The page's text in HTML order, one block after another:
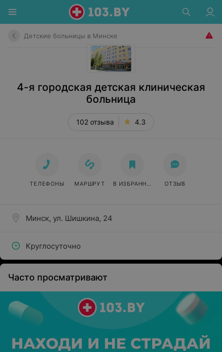
Детские больницы в Минске
4-я городская детская клиническая
больница
102 отзыва 4.3
Минск, ул. Шишкина, 24
Круглосуточно
ТЕЛЕФОНЫ МАРШРУТ В ИЗБРАННОЕ ОТЗЫВ
Часто просматривают